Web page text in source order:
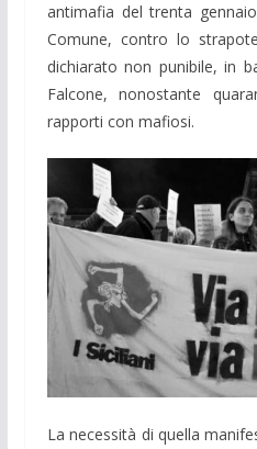
antimafia del trenta
Comune, contro lo
dichiarato non punibile, in
Falcone, nonostante
rapporti con mafiosi.
La necessità di quella